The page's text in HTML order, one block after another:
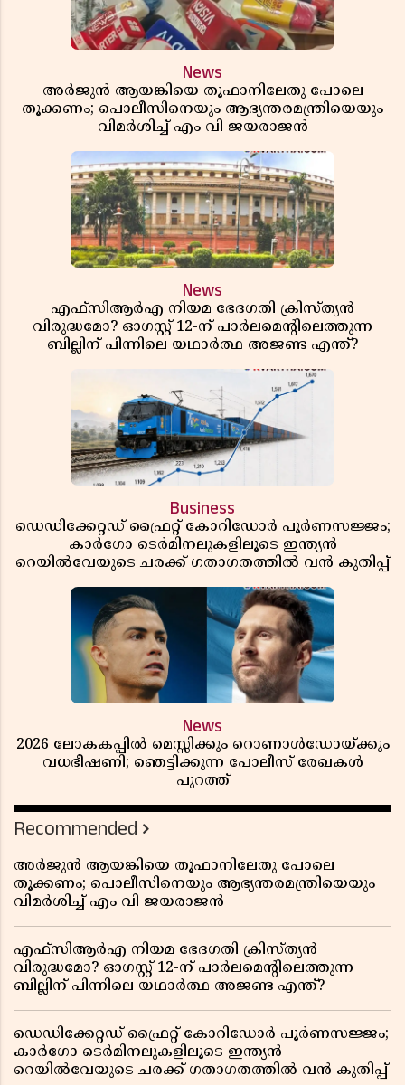
News
അർജുൻ ആയങ്കിയെ തൂഫാനിലേതു പോലെ
തൂക്കണം; പൊലീസിനെയും ആഭ്യന്തരമന്ത്രിയെയും
വിമർശിച്ച് എം വി ജയരാജൻ
News
എഫ്സിആർഎ നിയമ ഭേദഗതി ക്രിസ്ത്യൻ
വിരുദ്ധമോ? ഓഗസ്റ്റ് 12-ന് പാർലമെന്റിലെത്തുന്ന
ബില്ലിന് പിന്നിലെ യഥാർത്ഥ അജണ്ട എന്ത്?
Business
ഡെഡിക്കേറ്റഡ് ഫ്രൈറ്റ് കോറിഡോർ പൂർണസജ്ജം;
കാർഗോ ടെർമിനലുകളിലൂടെ ഇന്ത്യൻ
റെയിൽവേയുടെ ചരക്ക് ഗതാഗതത്തിൽ വൻ കുതിപ്പ്
News
2026 ലോകകപ്പിൽ മെസ്സിക്കും റൊണാൾഡോയ്ക്കും
വധഭീഷണി; ഞെട്ടിക്കുന്ന പോലീസ് രേഖകൾ
പുറത്ത്
Recommended
അർജുൻ ആയങ്കിയെ തൂഫാനിലേതു പോലെ
തൂക്കണം; പൊലീസിനെയും ആഭ്യന്തരമന്ത്രിയെയും
വിമർശിച്ച് എം വി ജയരാജൻ
എഫ്സിആർഎ നിയമ ഭേദഗതി ക്രിസ്ത്യൻ
വിരുദ്ധമോ? ഓഗസ്റ്റ് 12-ന് പാർലമെന്റിലെത്തുന്ന
ബില്ലിന് പിന്നിലെ യഥാർത്ഥ അജണ്ട എന്ത്?
ഡെഡിക്കേറ്റഡ് ഫ്രൈറ്റ് കോറിഡോർ പൂർണസജ്ജം;
കാർഗോ ടെർമിനലുകളിലൂടെ ഇന്ത്യൻ
റെയിൽവേയുടെ ചരക്ക് ഗതാഗതത്തിൽ വൻ കുതിപ്പ്